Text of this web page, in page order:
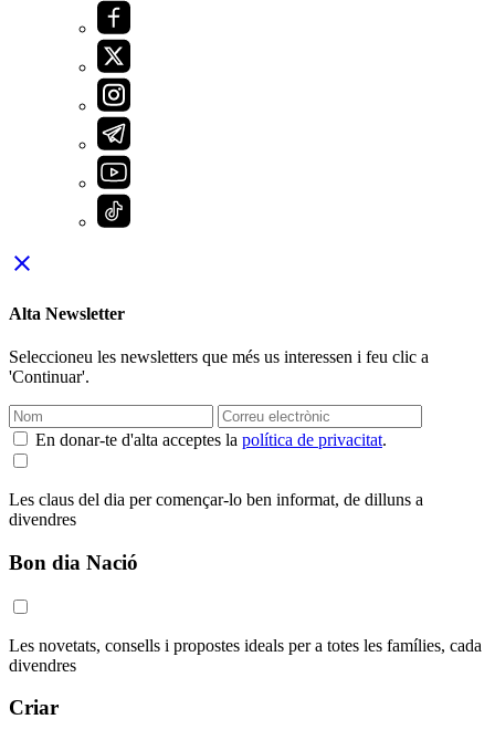
close
Alta Newsletter
Seleccioneu les newsletters que més us interessen i feu clic a
'Continuar'.
En donar-te d'alta acceptes la política de privacitat.
Les claus del dia per començar-lo ben informat, de dilluns a
divendres
Bon dia Nació
Les novetats, consells i propostes ideals per a totes les famílies, cada
divendres
Criar